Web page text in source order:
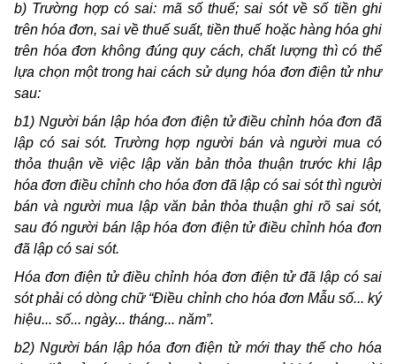
b) Trường hợp có sai: mã số thuế; sai sót về số tiền ghi
trên hóa đơn, sai về thuế suất, tiền thuế hoặc hàng hóa ghi
trên hóa đơn không đúng quy cách, chất lượng thì có thể
lựa chọn một trong hai cách sử dụng hóa đơn điện tử như
sau:
b1) Người bán lập hóa đơn điện tử điều chỉnh hóa đơn đã
lập có sai sót. Trường hợp người bán và người mua có
thỏa thuận về việc lập văn bản thỏa thuận trước khi lập
hóa đơn điều chỉnh cho hóa đơn đã lập có sai sót thì người
bán và người mua lập văn bản thỏa thuận ghi rõ sai sót,
sau đó người bán lập hóa đơn điện tử điều chỉnh hóa đơn
đã lập có sai sót.
Hóa đơn điện tử điều chỉnh hóa đơn điện tử đã lập có sai
sót phải có dòng chữ “Điều chỉnh cho hóa đơn Mẫu số... ký
hiệu... số... ngày... tháng... năm”.
b2) Người bán lập hóa đơn điện tử mới thay thế cho hóa